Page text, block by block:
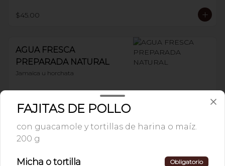
$45.00
AGUA FRESCA
PREPARADA NATURAL
Jamaica u horchata
$37.00
LIMONADA O
FAJITAS DE POLLO
con guacamole y tortillas de harina o maíz.
200 g
Micha o tortilla Obligatorio